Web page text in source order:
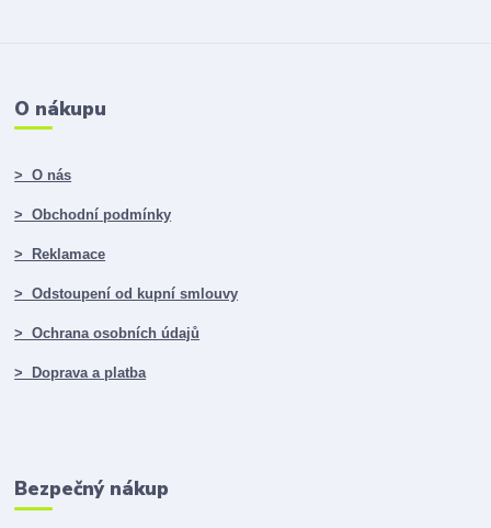
O nákupu
> O nás
> Obchodní podmínky
> Reklamace
> Odstoupení od kupní smlouvy
> Ochrana osobních údajů
> Doprava a platba
Bezpečný nákup